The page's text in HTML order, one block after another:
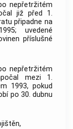
nepřetržitém
již před 1.
připadne na
uvedené
příslušné
nepřetržitém
mezi 1.
1993, pokud
po 30. dubnu